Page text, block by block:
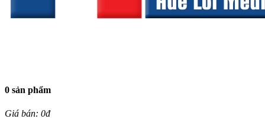
0 sản phẩm
Giá bán: 0đ